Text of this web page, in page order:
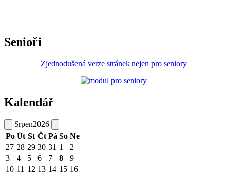
Senioři
Zjednodušená verze stránek nejen pro seniory
Kalendář
Srpen2026
Po Út St Čt Pá So Ne
27 28 29 30 31 1
2
3
4 5 6 7 8
9
10 11 12 13 14 15 16